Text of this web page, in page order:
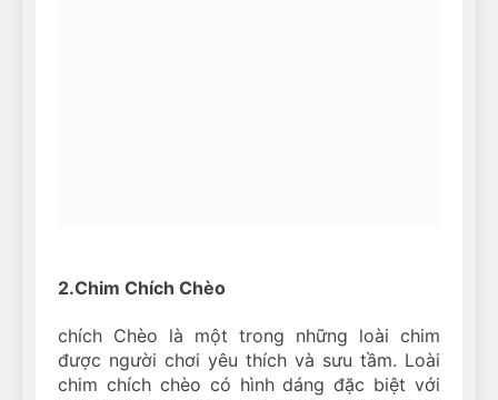
2.Chim Chích Chèo
chích Chèo là một trong những loài chim
được người chơi yêu thích và sưu tầm. Loài
chim chích chèo có hình dáng đặc biệt với